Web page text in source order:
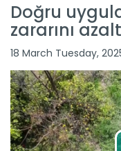
Doğru
zararını
18 March Tuesday,